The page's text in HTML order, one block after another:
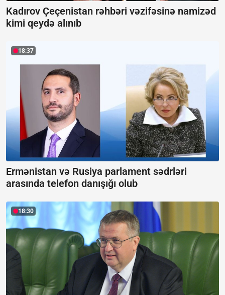
Kadırov Çeçenistan rəhbəri vəzifəsinə namizəd
kimi qeydə alınıb
18:37
Ermənistan və Rusiya parlament sədrləri
arasında telefon danışığı olub
18:30